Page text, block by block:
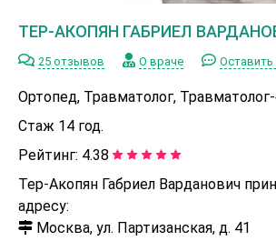
ТЕР-АКОПЯН ГАБРИЕЛ
25 отзывов О враче
Ортопед, Травматолог,
Стаж 14 год.
Рейтинг: 4.38
Тер-Акопян Габриел Варданович
адресу:
Москва, ул. Партизанская, д. 41